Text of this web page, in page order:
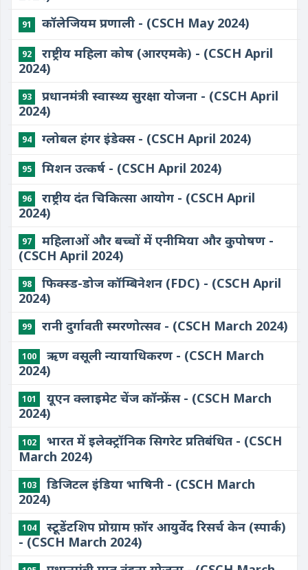
91 कॉलेजियम प्रणाली - (CSCH May 2024)
92
राष्ट्रीय महिला कोष (आरएमके) - (CSCH April
2024)
93
प्रधानमंत्री स्वास्थ्य सुरक्षा योजना - (CSCH April
2024)
94 ग्लोबल हंगर इंडेक्स - (CSCH April 2024)
95 मिशन उत्कर्ष - (CSCH April 2024)
96
राष्ट्रीय दंत चिकित्सा आयोग - (CSCH April
2024)
97
महिलाओं और बच्चों में एनीमिया और कुपोषण -
(CSCH April 2024)
98
फिक्स्ड-डोज कॉम्बिनेशन (FDC) - (CSCH April
2024)
99 रानी दुर्गावती स्मरणोत्सव - (CSCH March 2024)
100
ऋण वसूली न्यायाधिकरण - (CSCH March
2024)
101
यूएन क्लाइमेट चेंज कॉन्फ्रेंस - (CSCH March
2024)
102
भारत में इलेक्ट्रॉनिक सिगरेट प्रतिबंधित - (CSCH
March 2024)
103
डिजिटल इंडिया भाषिनी - (CSCH March
2024)
104
स्टूडेंटशिप प्रोग्राम फ़ॉर आयुर्वेद रिसर्च केन (स्पार्क)
- (CSCH March 2024)